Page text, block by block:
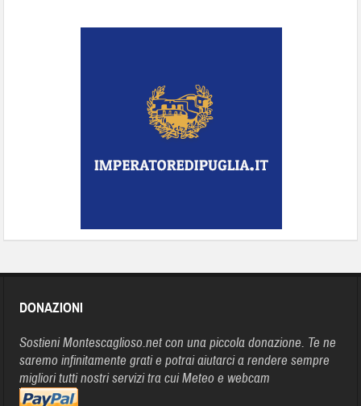
DONAZIONI
Sostieni Montescaglioso.net con una piccola donazione. Te ne
saremo infinitamente grati e potrai aiutarci a rendere sempre
migliori tutti nostri servizi tra cui Meteo e webcam